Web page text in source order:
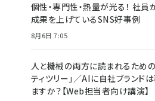
個性・専門性・熱量が光る！ 社員
成果を上げているSNS好事例
8月6日 7:05
人と機械の両方に読まれるための
ティツリー」／AIに自社ブランド
ますか？【Web担当者向け講演】